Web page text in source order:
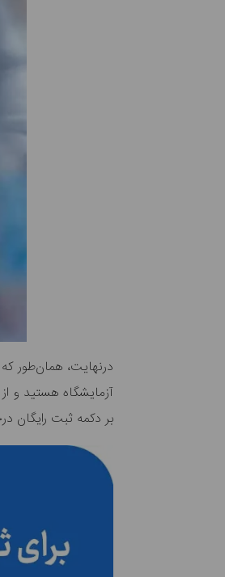
درنهایت، همان‌طور
آزمایشگاه هستید و
بر دکمه ثبت رایگان درخواست کلیک کنید یا